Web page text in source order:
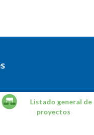
Listado general de
proyectos